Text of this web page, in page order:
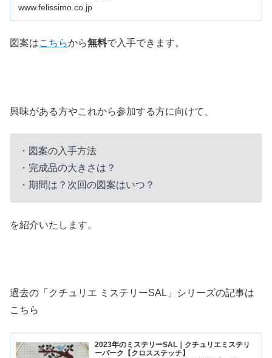
www.felissimo.co.jp
図案はこちらから無料で入手できます。
興味がある方やこれから参加する方に向けて、
・図案の入手方法
・完成品の大きさは？
・期間は？次回の図案はいつ？
を紹介いたします。
過去の「クチュリエ ミステリーSAL」シリーズの記事は
こちら
2023年のミステリーSAL｜クチュリエミステリ
ーパーク【クロスステッチ】